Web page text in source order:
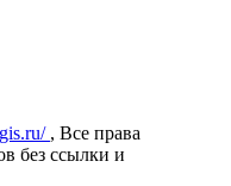
, Все права
без ссылки и